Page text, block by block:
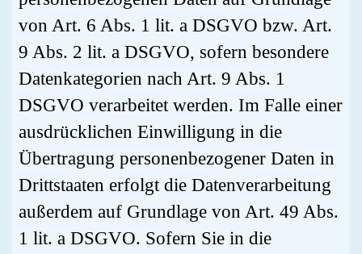
von Art. 6 Abs. 1 lit. a DSGVO bzw. Art.
9 Abs. 2 lit. a DSGVO, sofern besondere
Datenkategorien nach Art. 9 Abs. 1
DSGVO verarbeitet werden. Im Falle einer
ausdrücklichen Einwilligung in die
Übertragung personenbezogener Daten in
Drittstaaten erfolgt die Datenverarbeitung
außerdem auf Grundlage von Art. 49 Abs.
1 lit. a DSGVO. Sofern Sie in die